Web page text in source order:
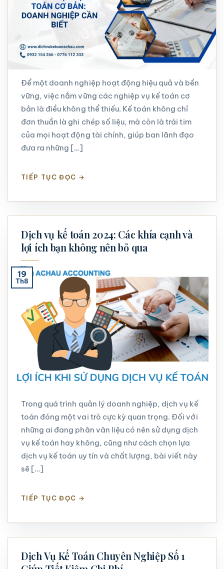
Để một doanh nghiệp hoạt động hiệu quả và bền
vững, việc nắm vững các nghiệp vụ kế toán cơ
bản là điều không thể thiếu. Kế toán không chỉ
đơn thuần là ghi chép số liệu, mà còn là trái tim
của mọi hoạt động tài chính, giúp ban lãnh đạo
đưa ra những […]
TIẾP TỤC ĐỌC →
Dịch vụ kế toán 2024: Các khía cạnh và
lợi ích bạn không nên bỏ qua
19
Th8
Trong quá trình quản lý doanh nghiệp, dịch vụ kế
toán đóng một vai trò cực kỳ quan trọng. Đối với
những ai đang phân vân liệu có nên sử dụng dịch
vụ kế toán hay không, cũng như cách chọn lựa
dịch vụ kế toán uy tín và chất lượng, bài viết này
sẽ […]
TIẾP TỤC ĐỌC →
Dịch Vụ Kế Toán Chuyên Nghiệp Số 1